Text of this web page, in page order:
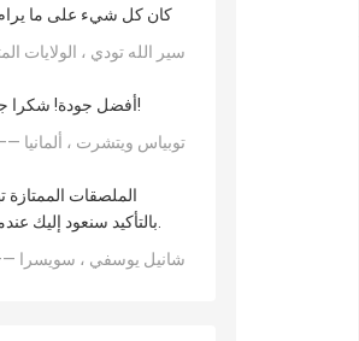
كان كل شيء على ما يرام
—— سير الله تودي ، الولايات
أفضل جودة! شكرا جزيلا وتحياتي من ألمانيا!
—— توبياس ويتشرت ، ألمانيا
الملصقات الممتازة
بالتأكيد سنعود إليك عندما نحتاج إليها مرة أخرى.
—— شانيل يوسفي ، سويسرا